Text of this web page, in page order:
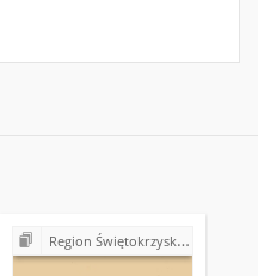
Region Świętokrzyski NSZZ "Solidarność". Delegatura Starachowice